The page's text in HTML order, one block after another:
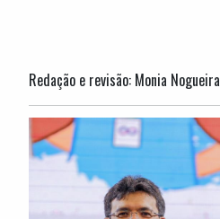
Redação e revisão: Monia Nogueira